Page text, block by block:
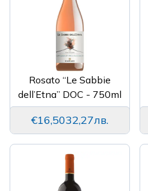
Rosato “Le Sabbie
dell’Etna” DOC - 750ml
€16,5032,27лв.